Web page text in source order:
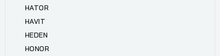
HATOR
HAVIT
HEDEN
HONOR